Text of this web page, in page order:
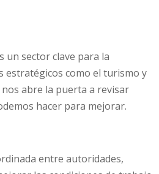
un sector clave para la
estratégicos como el turismo y
abre la puerta a revisar
hacer para mejorar.
entre autoridades,